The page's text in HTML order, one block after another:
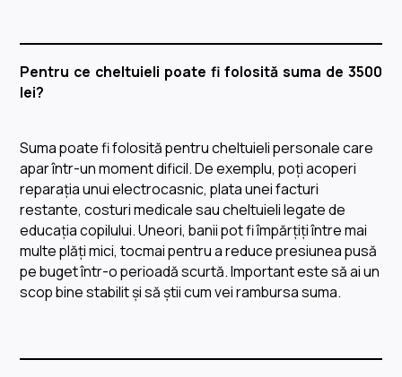
Pentru ce cheltuieli poate fi folosită suma de 3500
lei?
Suma poate fi folosită pentru cheltuieli personale care
apar într-un moment dificil. De exemplu, poți acoperi
reparația unui electrocasnic, plata unei facturi
restante, costuri medicale sau cheltuieli legate de
educația copilului. Uneori, banii pot fi împărțiți între mai
multe plăți mici, tocmai pentru a reduce presiunea pusă
pe buget într-o perioadă scurtă. Important este să ai un
scop bine stabilit și să știi cum vei rambursa suma.